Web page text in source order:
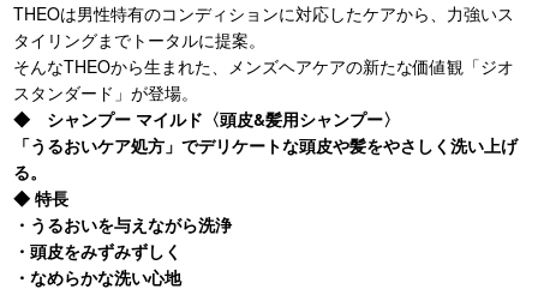
THEOは男性特有のコンディションに対応したケアから、力強いス
タイリングまでトータルに提案。
そんなTHEOから生まれた、メンズヘアケアの新たな価値観「ジオ
スタンダード」が登場。
◆ シャンプー マイルド〈頭皮&髪用シャンプー〉
「うるおいケア処方」でデリケートな頭皮や髪をやさしく洗い上げ
る。
◆ 特長
・うるおいを与えながら洗浄
・頭皮をみずみずしく
・なめらかな洗い心地